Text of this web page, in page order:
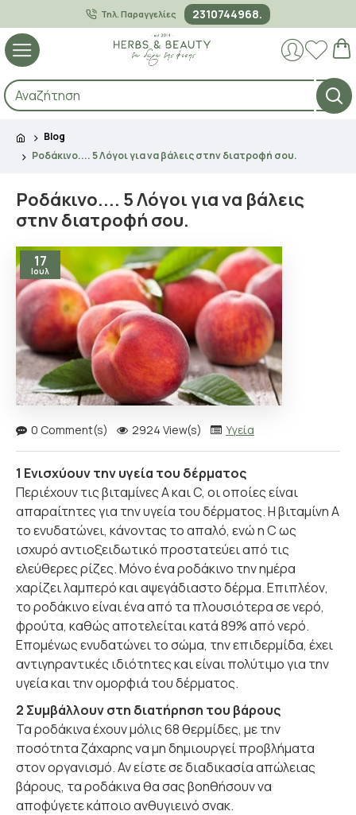
Τηλ. Παραγγελίες 2310744968.
Blog
Ροδάκινο.... 5 Λόγοι για να βάλεις στην διατροφή σου.
Ροδάκινο.... 5 Λόγοι για να βάλεις
στην διατροφή σου.
17
Ιουλ
0 Comment(s) 2924 View(s) Υγεία
1 Ενισχύουν την υγεία του δέρματος
Περιέχουν τις βιταμίνες A και C, οι οποίες είναι
απαραίτητες για την υγεία του δέρματος. Η βιταμίνη A
το ενυδατώνει, κάνοντας το απαλό, ενώ η C ως
ισχυρό αντιοξειδωτικό προστατεύει από τις
ελεύθερες ρίζες. Μόνο ένα ροδάκινο την ημέρα
χαρίζει λαμπερό και αψεγάδιαστο δέρμα. Επιπλέον,
το ροδάκινο είναι ένα από τα πλουσιότερα σε νερό,
φρούτα, καθώς αποτελείται κατά 89% από νερό.
Επομένως ενυδατώνει το σώμα, την επιδερμίδα, έχει
αντιγηραντικές ιδιότητες και είναι πολύτιμο για την
υγεία και την ομορφιά του δέρματος.
2 Συμβάλλουν στη διατήρηση του βάρους
Τα ροδάκινα έχουν μόλις 68 θερμίδες, με την
ποσότητα ζάχαρης να μη δημιουργεί προβλήματα
στον οργανισμό. Αν είστε σε διαδικασία απώλειας
βάρους, τα ροδάκινα θα σας βοηθήσουν να
αποφύγετε κάποιο ανθυγιεινό σνακ.